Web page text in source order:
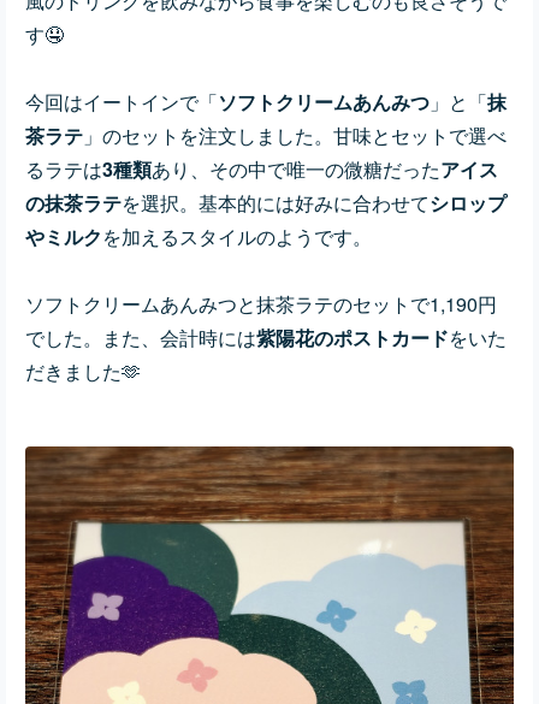
す🤤
今回はイートインで「ソフトクリームあんみつ 」と「抹
茶ラテ 」のセットを注文しました。甘味とセットで選べ
るラテは3種類あり、その中で唯一の微糖だったアイス
の抹茶ラテを選択。基本的には好みに合わせてシロップ
やミルクを加えるスタイルのようです。
ソフトクリームあんみつと抹茶ラテのセットで1,190円
でした。また、会計時には紫陽花のポストカードをいた
だきました🫶